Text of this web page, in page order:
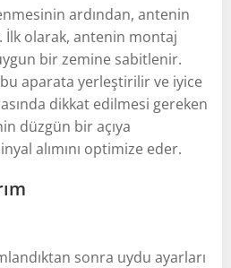
ardından, antenin
İlk olarak, antenin montaj
bir zemine sabitlenir.
aparata yerleştirilir ve iyice
dikkat edilmesi gereken
düzgün bir açıya
alımını optimize eder.
sonra uydu ayarları